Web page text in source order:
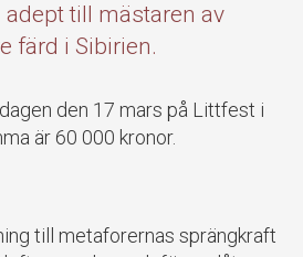
till mästaren av
färd i Sibirien.
den 17 mars på Littfest i
är 60 000 kronor.
till metaforernas sprängkraft